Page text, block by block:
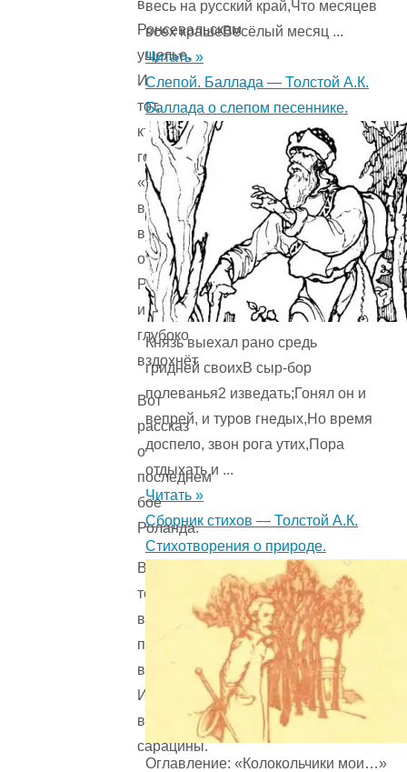
в
Ронсевальском
ущелье.
И
тот,
кто
говорит
«Роланд»,
всегда
вспомнит
о
Ронсевале
и
глубоко
вздохнёт.
Вот
рассказ
о
последнем
бое
Роланда.
В
те
времена
почти
всей
Испанией
владели
сарацины.
весь на русский край,Что месяцев
всех крашеВесёлый месяц ...
Читать »
Слепой. Баллада — Толстой А.К.
Баллада о слепом песеннике.
Князь выехал рано средь
гридней своихВ сыр-бор
полеванья2 изведать;Гонял он и
вепрей, и туров гнедых,Но время
доспело, звон рога утих,Пора
отдыхать и ...
Читать »
Сборник стихов — Толстой А.К.
Стихотворения о природе.
Оглавление: «Колокольчики мои…»